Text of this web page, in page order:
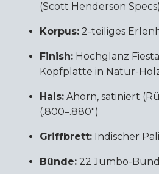
(Scott Henderson Specs)
Korpus: 2-teiliges
Finish: Hochglanz
Kopfplatte in Natur-
Hals: Ahorn, satiniert
(.800–.880″)
Griffbrett: Indischer
Bünde: 22 Jumbo-